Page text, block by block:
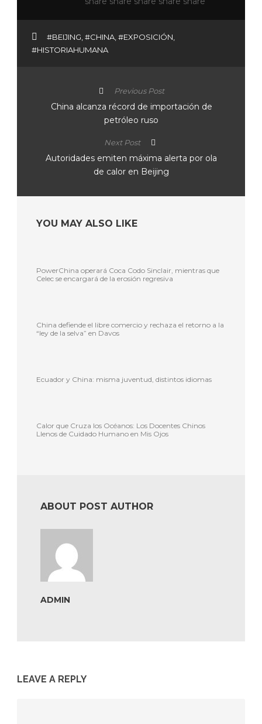
#BEIJING #CHINA #EXPOSICIÓN
#HISTORIAHUMANA
Previous Post
China alcanza récord de importación de
petróleo ruso
Next Post
Autoridades emiten máxima alerta por ola
de calor en Beijing
YOU MAY ALSO LIKE
PowerChina operará Coca Codo Sinclair, mientras que
Celec se encargará de la erosión regresiva
China defiende el libre comercio y rechaza el retorno a la
“ley de la selva” en Davos
Ecuador y China: misma juventud, distintos idiomas
Calor que Cruza los Océanos: Los Docentes Chinos
Llenos de Cuidado Humano en Mis Ojos
ABOUT POST AUTHOR
ADMIN
LEAVE A REPLY